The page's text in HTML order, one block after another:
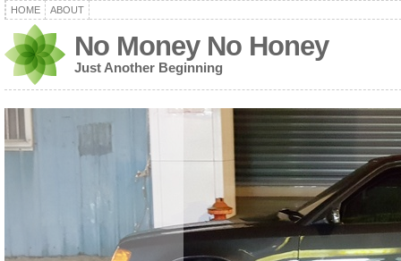
HOME ABOUT
No Money No Honey
Just Another Beginning